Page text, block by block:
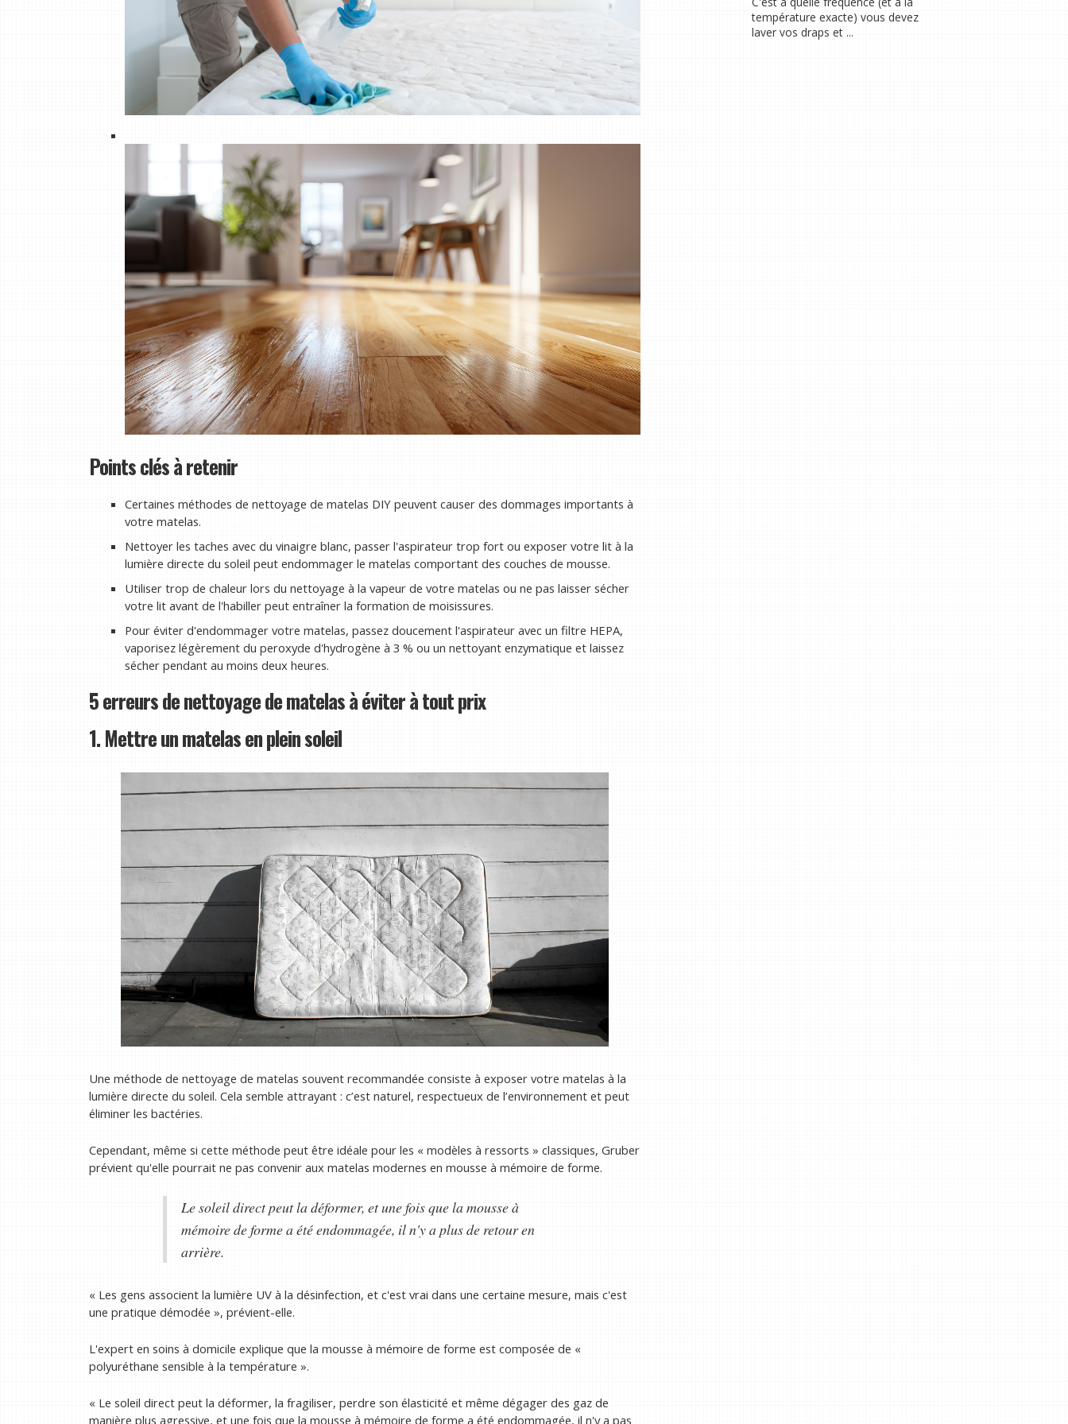
Points clés à retenir
Certaines méthodes de nettoyage de matelas DIY peuvent causer des dommages importants à
votre matelas.
Nettoyer les taches avec du vinaigre blanc, passer l'aspirateur trop fort ou exposer votre lit à la
lumière directe du soleil peut endommager le matelas comportant des couches de mousse.
Utiliser trop de chaleur lors du nettoyage à la vapeur de votre matelas ou ne pas laisser sécher
votre lit avant de l'habiller peut entraîner la formation de moisissures.
Pour éviter d'endommager votre matelas, passez doucement l'aspirateur avec un filtre HEPA,
vaporisez légèrement du peroxyde d'hydrogène à 3 % ou un nettoyant enzymatique et laissez
sécher pendant au moins deux heures.
5 erreurs de nettoyage de matelas à éviter à tout prix
1. Mettre un matelas en plein soleil
Une méthode de nettoyage de matelas souvent recommandée consiste à exposer votre matelas à la
lumière directe du soleil. Cela semble attrayant : c’est naturel, respectueux de l’environnement et peut
éliminer les bactéries.
Cependant, même si cette méthode peut être idéale pour les « modèles à ressorts » classiques, Gruber
prévient qu'elle pourrait ne pas convenir aux matelas modernes en mousse à mémoire de forme.
Le soleil direct peut la déformer, et une fois que la mousse à
mémoire de forme a été endommagée, il n'y a plus de retour en
arrière.
« Les gens associent la lumière UV à la désinfection, et c'est vrai dans une certaine mesure, mais c'est
une pratique démodée », prévient-elle.
L'expert en soins à domicile explique que la mousse à mémoire de forme est composée de «
polyuréthane sensible à la température ».
« Le soleil direct peut la déformer, la fragiliser, perdre son élasticité et même dégager des gaz de
manière plus agressive, et une fois que la mousse à mémoire de forme a été endommagée, il n'y a pas
température exacte) vous devez
laver vos draps et ...